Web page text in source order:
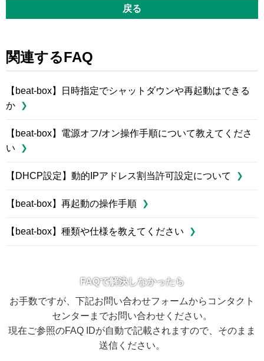
戻る
関連するFAQ
【beat-box】日時指定でシャットダウンや再起動はできる
か
【beat-box】電源オフ/オン操作手順について教えてくださ
い
【DHCP設定】動的IPアドレス割当許可設定について
【beat-box】再起動の操作手順
【beat-box】種類や仕様を教えてください
FAQで解決しなかったら
お手数ですが、下記お問い合わせフォームからコンタクト
センターまでお問い合わせください。
現在ご参照のFAQ IDが自動で記載されますので、そのまま
送信ください。